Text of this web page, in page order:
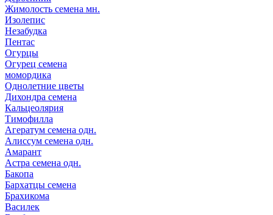
Жимолость семена мн.
Изолепис
Незабудка
Пентас
Огурцы
Огурец семена
момордика
Однолетние цветы
Дихондра семена
Кальцеолярия
Тимофилла
Агератум семена одн.
Алиссум семена одн.
Амарант
Астра семена одн.
Бакопа
Бархатцы семена
Брахикома
Василек